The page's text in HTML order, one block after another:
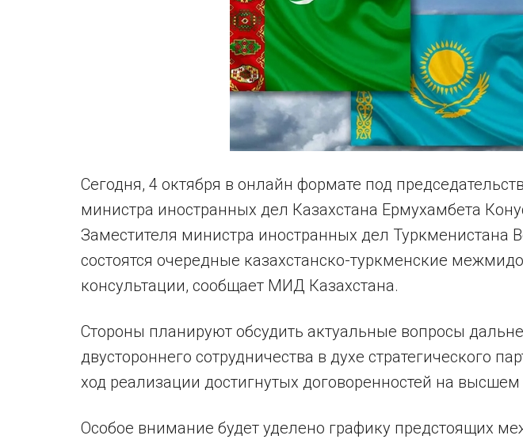
Сегодня, 4 октября в онлайн формате под
министра иностранных дел Казахстана Ермухамбета
Заместителя министра иностранных дел Туркменистана
состоятся очередные казахстанско-туркменские
консультации, сообщает МИД Казахстана.
Стороны планируют обсудить актуальные вопросы
двустороннего сотрудничества в духе стратегического
ход реализации достигнутых договоренностей на
Особое внимание будет уделено графику предстоящих